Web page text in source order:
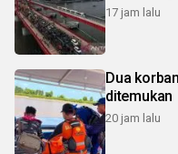
17 jam lalu
Dua
ditemukan
20 jam lalu